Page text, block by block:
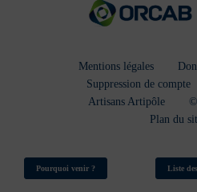
Mentions légales
Suppression de compte
Artisans Artipôle
©
Plan du
Pourquoi venir ? Liste